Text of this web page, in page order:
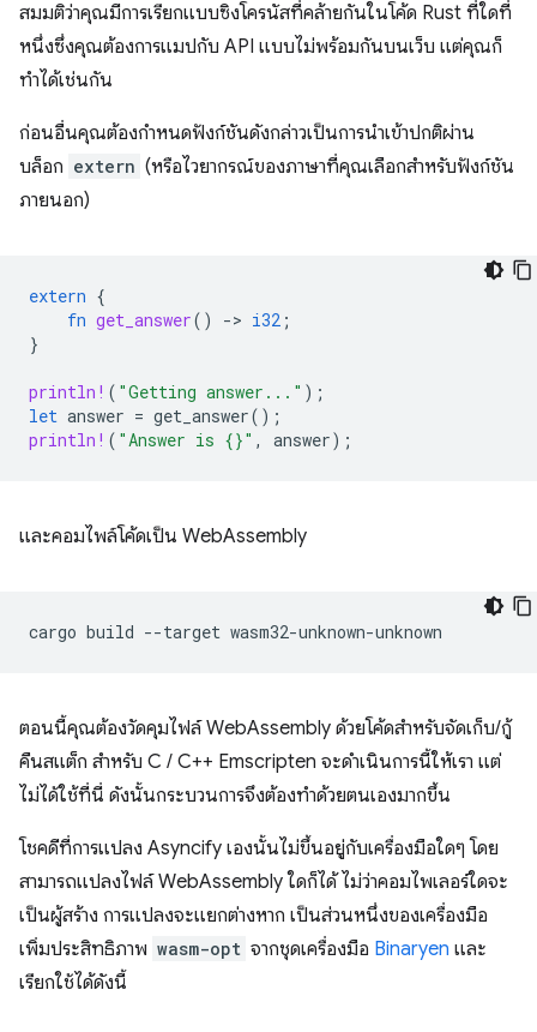
สมมติว่าคุณมีการเรียกแบบซิงโครนัสที่คล้ายกันในโค้ด Rust ที่ใดที่
หนึ่งซึ่งคุณต้องการแมปกับ API แบบไม่พร้อมกันบนเว็บ แต่คุณก็
ทำได้เช่นกัน
ก่อนอื่นคุณต้องกำหนดฟังก์ชันดังกล่าวเป็นการนำเข้าปกติผ่าน
บล็อก extern (หรือไวยากรณ์ของภาษาที่คุณเลือกสำหรับฟังก์ชัน
ภายนอก)
extern {
fn get_answer() -> i32 ;
}
println! ( "Getting answer..." );
let answer = get_answer();
println! ( "Answer is {}" , answer);
และคอมไพล์โค้ดเป็น WebAssembly
cargo build --target
ตอนนี้คุณต้องวัดคุมไฟล์ WebAssembly ด้วยโค้ดสำหรับจัดเก็บ/กู้
คืนสแต็ก สำหรับ C / C++ Emscripten จะดำเนินการนี้ให้เรา แต่
ไม่ได้ใช้ที่นี่ ดังนั้นกระบวนการจึงต้องทำด้วยตนเองมากขึ้น
โชคดีที่การแปลง Asyncify เองนั้นไม่ขึ้นอยู่กับเครื่องมือใดๆ โดย
สามารถแปลงไฟล์ WebAssembly ใดก็ได้ ไม่ว่าคอมไพเลอร์ใดจะ
เป็นผู้สร้าง การแปลงจะแยกต่างหาก เป็นส่วนหนึ่งของเครื่องมือ
เพิ่มประสิทธิภาพ wasm-opt จากชุดเครื่องมือ Binaryen และ
เรียกใช้ได้ดังนี้